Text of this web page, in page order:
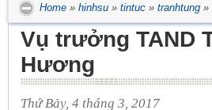
Home » hinhsu » tintuc » tranhtung »
Vụ trưởng TAND
Hương
Thứ Bảy, 4 tháng 3, 2017